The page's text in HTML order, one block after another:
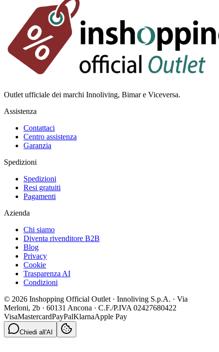
Outlet ufficiale dei marchi Innoliving, Bimar e Viceversa.
Assistenza
Contattaci
Centro assistenza
Garanzia
Spedizioni
Spedizioni
Resi gratuiti
Pagamenti
Azienda
Chi siamo
Diventa rivenditore B2B
Blog
Privacy
Cookie
Trasparenza AI
Condizioni
© 2026 Inshopping Official Outlet · Innoliving S.p.A. · Via
Merloni, 2b · 60131 Ancona · C.F./P.IVA 02427680422
VisaMastercardPayPalKlarnaApple Pay
Chiedi all'AI